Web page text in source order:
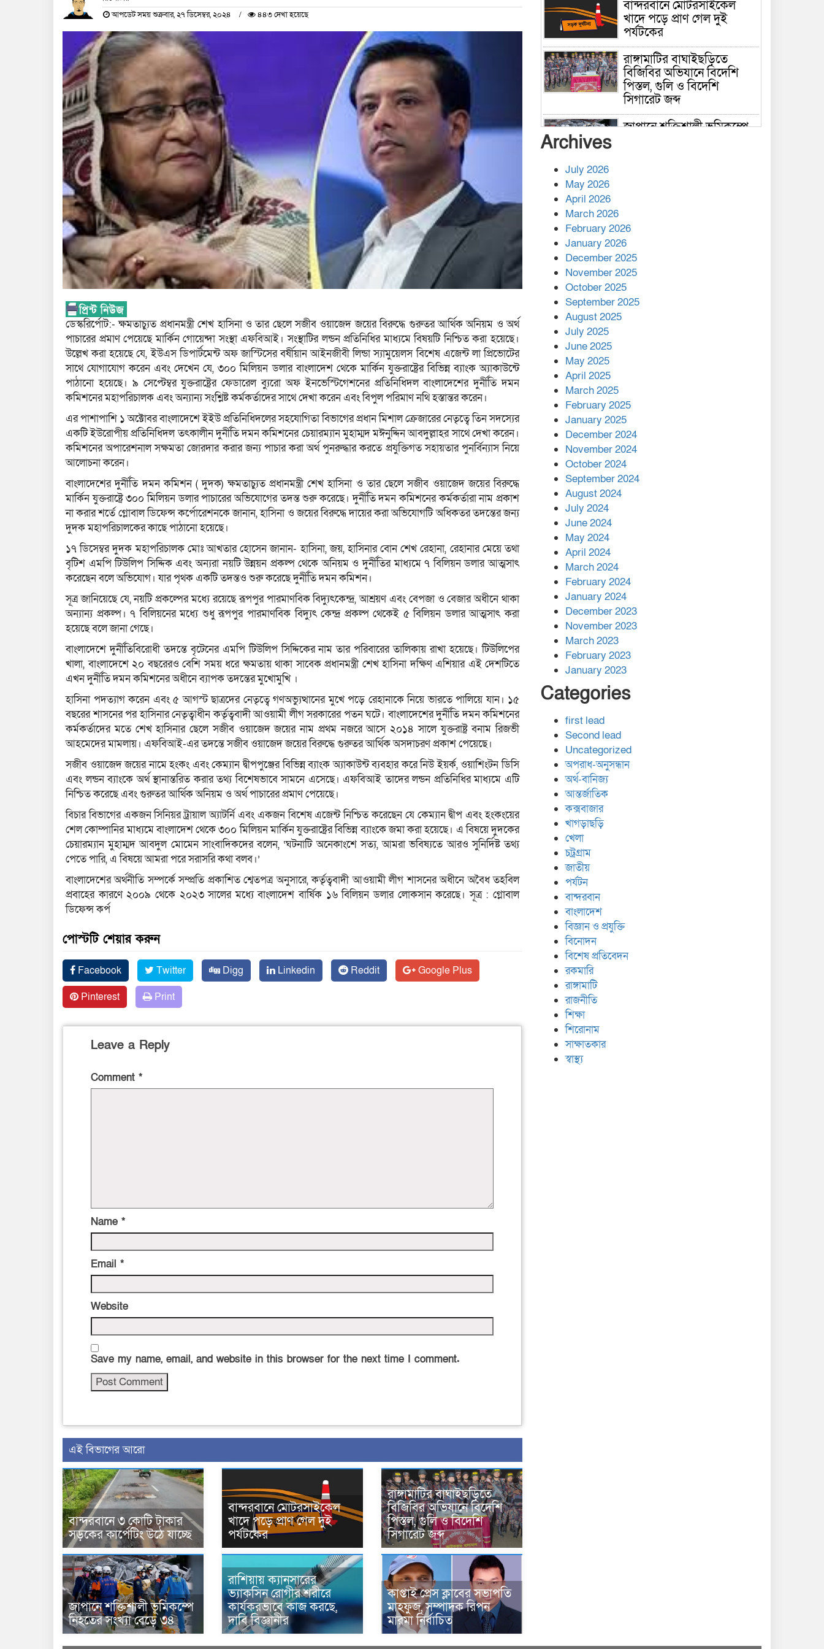
আপডেট সময় শুক্রবার, ২৭ ডিসেম্বর, ২০২৪ ৪৪৩ দেখা হয়েছে
ডেস্করির্পোট:- ক্ষমতাচ্যুত প্রধানমন্ত্রী শেখ হাসিনা ও তার ছেলে সজীব ওয়াজেদ জয়ের বিরুদ্ধে গুরুতর আর্থিক অনিয়ম ও অর্থ
পাচারের প্রমাণ পেয়েছে মার্কিন গোয়েন্দা সংস্থা এফবিআই। সংস্থাটির লন্ডন প্রতিনিধির মাধ্যমে বিষয়টি নিশ্চিত করা হয়েছে।
উল্লেখ করা হয়েছে যে, ইউএস ডিপার্টমেন্ট অফ জাস্টিসের বর্ষীয়ান আইনজীবী লিন্ডা স্যামুয়েলস বিশেষ এজেন্ট লা প্রিভোটের
সাথে যোগাযোগ করেন এবং দেখেন যে, ৩০০ মিলিয়ন ডলার বাংলাদেশ থেকে মার্কিন যুক্তরাষ্ট্রের বিভিন্ন ব্যাংক অ্যাকাউন্টে
পাঠানো হয়েছে। ৯ সেপ্টেম্বর যুক্তরাষ্ট্রের ফেডারেল ব্যুরো অফ ইনভেস্টিগেশনের প্রতিনিধিদল বাংলাদেশের দুর্নীতি দমন
কমিশনের মহাপরিচালক এবং অন্যান্য সংশ্লিষ্ট কর্মকর্তাদের সাথে দেখা করেন এবং বিপুল পরিমাণ নথি হস্তান্তর করেন।
এর পাশাপাশি ১ অক্টোবর বাংলাদেশে ইইউ প্রতিনিধিদলের সহযোগিতা বিভাগের প্রধান মিশাল ক্রেজারের নেতৃত্বে তিন সদস্যের
একটি ইউরোপীয় প্রতিনিধিদল তৎকালীন দুর্নীতি দমন কমিশনের চেয়ারম্যান মুহাম্মদ মঈনুদ্দিন আবদুল্লাহর সাথে দেখা করেন।
কমিশনের অপারেশনাল সক্ষমতা জোরদার করার জন্য পাচার করা অর্থ পুনরুদ্ধার করতে প্রযুক্তিগত সহায়তার পুনর্বিন্যাস নিয়ে
আলোচনা করেন।
বাংলাদেশের দুর্নীতি দমন কমিশন ( দুদক) ক্ষমতাচ্যুত প্রধানমন্ত্রী শেখ হাসিনা ও তার ছেলে সজীব ওয়াজেদ জয়ের বিরুদ্ধে
মার্কিন যুক্তরাষ্ট্রে ৩০০ মিলিয়ন ডলার পাচারের অভিযোগের তদন্ত শুরু করেছে। দুর্নীতি দমন কমিশনের কর্মকর্তারা নাম প্রকাশ
না করার শর্তে গ্লোবাল ডিফেন্স কর্পোরেশনকে জানান, হাসিনা ও জয়ের বিরুদ্ধে দায়ের করা অভিযোগটি অধিকতর তদন্তের জন্য
দুদক মহাপরিচালকের কাছে পাঠানো হয়েছে।
১৭ ডিসেম্বর দুদক মহাপরিচালক মোঃ আখতার হোসেন জানান- হাসিনা, জয়, হাসিনার বোন শেখ রেহানা, রেহানার মেয়ে তথা
বৃটিশ এমপি টিউলিপ সিদ্দিক এবং অন্যরা নয়টি উন্নয়ন প্রকল্প থেকে অনিয়ম ও দুর্নীতির মাধ্যমে ৭ বিলিয়ন ডলার আত্মসাৎ
করেছেন বলে অভিযোগ। যার পৃথক একটি তদন্তও শুরু করেছে দুর্নীতি দমন কমিশন।
সূত্র জানিয়েছে যে, নয়টি প্রকল্পের মধ্যে রয়েছে রূপপুর পারমাণবিক বিদ্যুৎকেন্দ্র, আশ্রয়ণ এবং বেপজা ও বেজার অধীনে থাকা
অন্যান্য প্রকল্প। ৭ বিলিয়নের মধ্যে শুধু রূপপুর পারমাণবিক বিদ্যুৎ কেন্দ্র প্রকল্প থেকেই ৫ বিলিয়ন ডলার আত্মসাৎ করা
হয়েছে বলে জানা গেছে।
বাংলাদেশে দুর্নীতিবিরোধী তদন্তে বৃটেনের এমপি টিউলিপ সিদ্দিকের নাম তার পরিবারের তালিকায় রাখা হয়েছে। টিউলিপের
খালা, বাংলাদেশে ২০ বছরেরও বেশি সময় ধরে ক্ষমতায় থাকা সাবেক প্রধানমন্ত্রী শেখ হাসিনা দক্ষিণ এশিয়ার এই দেশটিতে
এখন দুর্নীতি দমন কমিশনের অধীনে ব্যাপক তদন্তের মুখোমুখি ।
হাসিনা পদত্যাগ করেন এবং ৫ আগস্ট ছাত্রদের নেতৃত্বে গণঅভ্যুত্থানের মুখে পড়ে রেহানাকে নিয়ে ভারতে পালিয়ে যান। ১৫
বছরের শাসনের পর হাসিনার নেতৃত্বাধীন কর্তৃত্ববাদী আওয়ামী লীগ সরকারের পতন ঘটে। বাংলাদেশের দুর্নীতি দমন কমিশনের
কর্মকর্তাদের মতে শেখ হাসিনার ছেলে সজীব ওয়াজেদ জয়ের নাম প্রথম নজরে আসে ২০১৪ সালে যুক্তরাষ্ট্র বনাম রিজভী
আহমেদের মামলায়। এফবিআই-এর তদন্তে সজীব ওয়াজেদ জয়ের বিরুদ্ধে গুরুতর আর্থিক অসদাচরণ প্রকাশ পেয়েছে।
সজীব ওয়াজেদ জয়ের নামে হংকং এবং কেম্যান দ্বীপপুঞ্জের বিভিন্ন ব্যাংক অ্যাকাউন্ট ব্যবহার করে নিউ ইয়র্ক, ওয়াশিংটন ডিসি
এবং লন্ডন ব্যাংকে অর্থ স্থানান্তরিত করার তথ্য বিশেষভাবে সামনে এসেছে। এফবিআই তাদের লন্ডন প্রতিনিধির মাধ্যমে এটি
নিশ্চিত করেছে এবং গুরুতর আর্থিক অনিয়ম ও অর্থ পাচারের প্রমাণ পেয়েছে।
বিচার বিভাগের একজন সিনিয়র ট্রায়াল অ্যাটর্নি এবং একজন বিশেষ এজেন্ট নিশ্চিত করেছেন যে কেম্যান দ্বীপ এবং হংকংয়ের
শেল কোম্পানির মাধ্যমে বাংলাদেশ থেকে ৩০০ মিলিয়ন মার্কিন যুক্তরাষ্ট্রের বিভিন্ন ব্যাংকে জমা করা হয়েছে। এ বিষয়ে দুদকের
চেয়ারম্যান মুহাম্মদ আবদুল মোমেন সাংবাদিকদের বলেন, ‘ঘটনাটি অনেকাংশে সত্য, আমরা ভবিষ্যতে আরও সুনির্দিষ্ট তথ্য
পেতে পারি, এ বিষয়ে আমরা পরে সরাসরি কথা বলব।’
বাংলাদেশের অর্থনীতি সম্পর্কে সম্প্রতি প্রকাশিত শ্বেতপত্র অনুসারে, কর্তৃত্ববাদী আওয়ামী লীগ শাসনের অধীনে অবৈধ তহবিল
প্রবাহের কারণে ২০০৯ থেকে ২০২৩ সালের মধ্যে বাংলাদেশ বার্ষিক ১৬ বিলিয়ন ডলার লোকসান করেছে। সূত্র : গ্লোবাল
ডিফেন্স কর্প
পোস্টটি শেয়ার করুন
Facebook Twitter Digg Linkedin Reddit
Google Plus
Pinterest
Print
Leave a Reply
Comment *
Name *
Email *
Website
Save my name, email, and website in this browser for the next time I comment.
এই বিভাগের আরো
বান্দরবানে ৩ কোটি টাকার
সড়কের কার্পেটিং উঠে যাচ্ছে
বান্দরবানে মোটরসাইকেল
খাদে পড়ে প্রাণ গেল দুই
পর্যটকের
রাঙ্গামাটির বাঘাইছড়িতে
বিজিবির অভিযানে বিদেশি
পিস্তল, গুলি ও বিদেশি
সিগারেট জব্দ
জাপানে শক্তিশালী ভূমিকম্পে
নিহতের সংখ্যা বেড়ে ৩৪
রাশিয়ায় ক্যানসারের
ভ্যাকসিন রোগীর শরীরে
কার্যকরভাবে কাজ করছে,
দাবি বিজ্ঞানীর
কাপ্তাই প্রেস ক্লাবের সভাপতি
মাহফুজ, সম্পাদক রিপন
মারমা নির্বাচিত
বান্দরবানে মোটরসাইকেল
খাদে পড়ে প্রাণ গেল দুই
পর্যটকের
রাঙ্গামাটির বাঘাইছড়িতে
বিজিবির অভিযানে বিদেশি
পিস্তল, গুলি ও বিদেশি
সিগারেট জব্দ
জাপানে শক্তিশালী ভূমিকম্পে
কাপ্তাই প্রেস ক্লাবের সভাপতি
মাহফুজ, সম্পাদক রিপন মারমা
নির্বাচিত
মালয়েশিয়ার প্রধানমন্ত্রীকে চিঠি
দেয়ার পর ফোন তারেক
রহমানের,গ্যাস সঙ্কট
মোকাবিলায় সহায়তার আশ্বাস
এক বিলিয়ন ডলার বিনিয়োগ
হবে আনোয়ারায়
বান্দরবানে বন্যায় ক্ষতিগ্রস্তদের
মাঝে সহায়তা দিলেন সাচিং প্রু
জেরী
Archives
July 2026
May 2026
April 2026
March 2026
February 2026
January 2026
December 2025
November 2025
October 2025
September 2025
August 2025
July 2025
June 2025
May 2025
April 2025
March 2025
February 2025
January 2025
December 2024
November 2024
October 2024
September 2024
August 2024
July 2024
June 2024
May 2024
April 2024
March 2024
February 2024
January 2024
December 2023
November 2023
March 2023
February 2023
January 2023
Categories
first lead
Second lead
Uncategorized
অপরাধ-অনুসন্ধান
অর্থ-বানিজ্য
আন্তর্জাতিক
কক্সবাজার
খাগড়াছড়ি
খেলা
চট্রগ্রাম
জাতীয়
পর্যটন
বান্দরবান
বাংলাদেশ
বিজ্ঞান ও প্রযুক্তি
বিনোদন
বিশেষ প্রতিবেদন
রকমারি
রাঙ্গামাটি
রাজনীতি
শিক্ষা
শিরোনাম
সাক্ষাতকার
স্বাস্থ্য